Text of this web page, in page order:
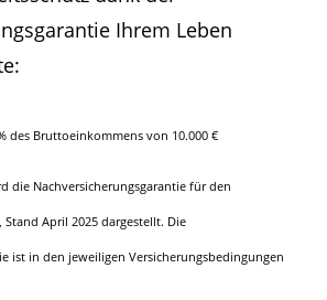
Ihrem Leben
des Bruttoeinkommens von 10.000 €
die Nachversicherungsgarantie für den
April 2025 dargestellt. Die
ist in den jeweiligen Versicherungsbedingungen